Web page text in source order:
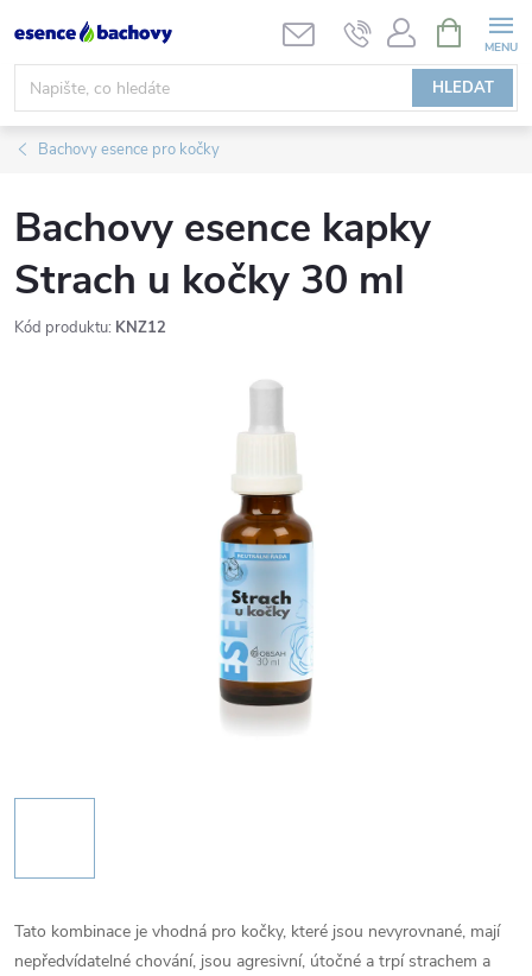
na
obsah
HLEDAT
NÁKUPNÍ
KOŠÍK
Bachovy esence pro kočky
Bachovy esence kapky
Strach u kočky 30 ml
Kód produktu: KNZ12
Tato kombinace je vhodná pro kočky, které jsou nevyrovnané, mají
nepředvídatelné chování, jsou agresivní, útočné a trpí strachem a